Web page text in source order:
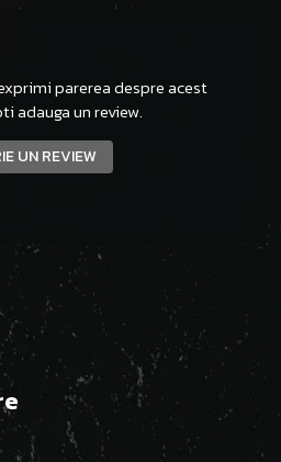
parerea despre acest
adauga un review.
UN REVIEW